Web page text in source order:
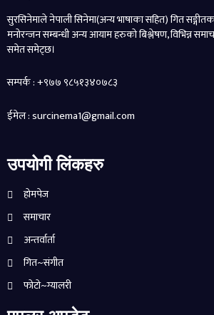
सुरसिनेमाले नेपाली सिनेमा(अन्य भाषाका सहित) गित
मनोरन्जन सम्बन्धी अन्य आयाम हरुको बिश्लेषण, विभिन्न
समेत समेट्छ।
सम्पर्क : +९७७ ९८५१३४०७८३
ईमेल : surcinema1@gmail.com
उपयोगी लिंकहरु
होमपेज
समाचार
अन्तर्वार्ता
गित~संगीत
फोटो~ग्यालरी